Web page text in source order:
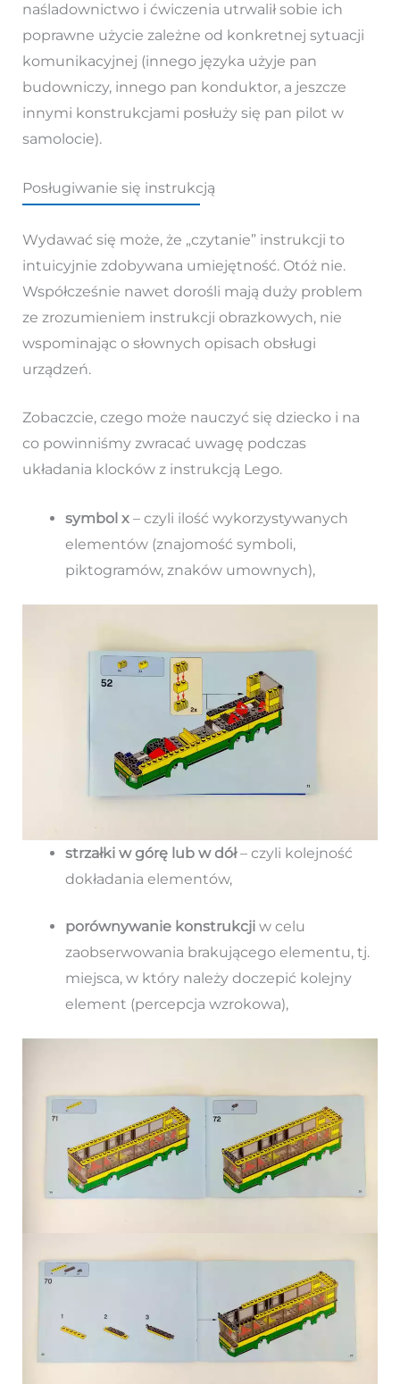
naśladownictwo i ćwiczenia utrwalił sobie ich
poprawne użycie zależne od konkretnej sytuacji
komunikacyjnej (innego języka użyje pan
budowniczy, innego pan konduktor, a jeszcze
innymi konstrukcjami posłuży się pan pilot w
samolocie).
Posługiwanie się instrukcją
Wydawać się może, że „czytanie” instrukcji to
intuicyjnie zdobywana umiejętność. Otóż nie.
Współcześnie nawet dorośli mają duży problem
ze zrozumieniem instrukcji obrazkowych, nie
wspominając o słownych opisach obsługi
urządzeń.
Zobaczcie, czego może nauczyć się dziecko i na
co powinniśmy zwracać uwagę podczas
układania klocków z instrukcją Lego.
symbol x– czyli ilość wykorzystywanych
elementów (znajomość symboli,
piktogramów, znaków umownych),
strzałki w górę lub w dół– czyli kolejność
dokładania elementów,
porównywanie konstrukcjiw celu
zaobserwowania brakującego elementu, tj.
miejsca, w który należy doczepić kolejny
element (percepcja wzrokowa),